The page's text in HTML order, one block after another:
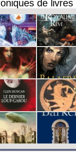
de livres